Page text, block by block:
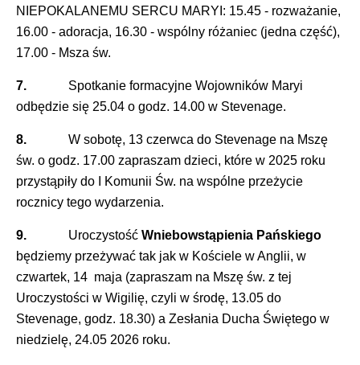
NIEPOKALANEMU SERCU MARYI: 15.45 - rozważanie,
16.00 - adoracja, 16.30 - wspólny różaniec (jedna część),
17.00 - Msza św.
7. Spotkanie formacyjne Wojowników Maryi
odbędzie się 25.04 o godz. 14.00 w Stevenage.
8. W sobotę, 13 czerwca do Stevenage na Mszę
św. o godz. 17.00 zapraszam dzieci, które w 2025 roku
przystąpiły do I Komunii Św. na wspólne przeżycie
rocznicy tego wydarzenia.
9. Uroczystość Wniebowstąpienia Pańskiego
będziemy przeżywać tak jak w Kościele w Anglii, w
czwartek, 14 maja (zapraszam na Mszę św. z tej
Uroczystości w Wigilię, czyli w środę, 13.05 do
Stevenage, godz. 18.30) a Zesłania Ducha Świętego w
niedzielę, 24.05 2026 roku.